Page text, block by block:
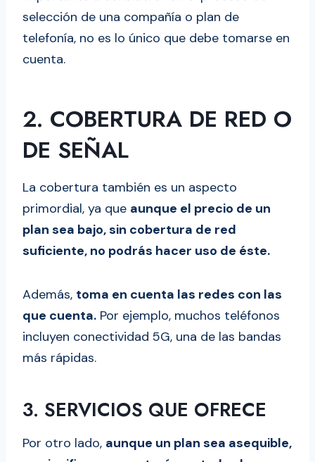
selección de una compañía o plan de
telefonía, no es lo único que debe tomarse en
cuenta.
2. COBERTURA DE RED O
DE SEÑAL
La cobertura también es un aspecto
primordial, ya que aunque el precio de un
plan sea bajo, sin cobertura de red
suficiente, no podrás hacer uso de éste.
Además, toma en cuenta las redes con las
que cuenta. Por ejemplo, muchos teléfonos
incluyen conectividad 5G, una de las bandas
más rápidas.
3. SERVICIOS QUE OFRECE
Por otro lado, aunque un plan sea asequible,